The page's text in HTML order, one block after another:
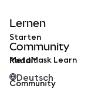
Lernen
Starten
MetaMask Learn
Community
Reddit
Community
Deutsch